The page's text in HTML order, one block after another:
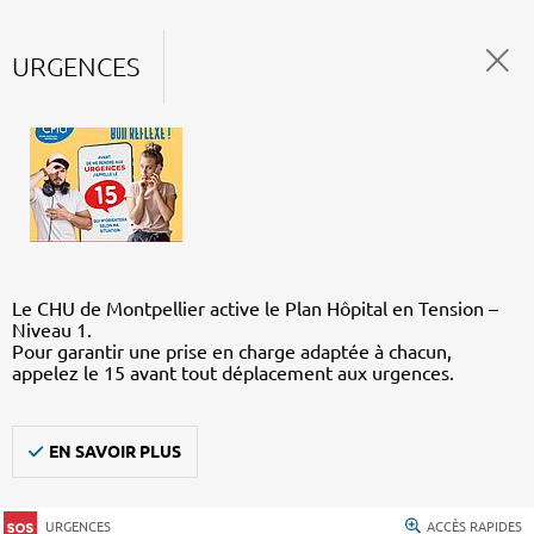
URGENCES
Le CHU de Montpellier active le Plan Hôpital en Tension –
Niveau 1.
Pour garantir une prise en charge adaptée à chacun,
appelez le 15 avant tout déplacement aux urgences.
EN SAVOIR PLUS
URGENCES ACCÈS RAPIDES